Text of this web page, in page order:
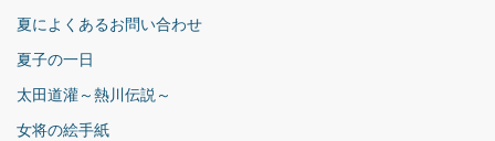
夏によくあるお問い合わせ
夏子の一日
太田道灌～熱川伝説～
女将の絵手紙